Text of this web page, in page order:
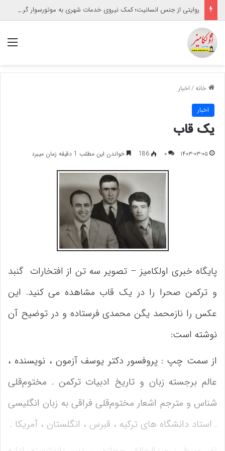
روایتی از جنس انسانیت؛ کمک نیروی خدمات شهری به موتورسوار گرفتار
خانه/اخبار
اخبار
یک قاب
۱۴۰۳-۰۳-۰۵ ۰ 186 خواندن این مطلب 1 دقیقه زمان میبرد
پایگاه خبری اولکامیز – تصویر سه تن از افتخارات گنبد
و ترکمن صحرا را در یک قاب مشاهده می کنید. این
عکس را نازمحمد یگن محمدی فرستاده و در توضیح آن
نوشته است:
از سمت چپ : پروفسور دکتر یوسف آزمون ، نویسنده ،
عالم برجسته زبان و تاریخ ادبیات ترکمن . مختوم‌قلی
شناس و مترجم اشعار مختوم‌قلی فراقی به زبان انگلیسی
. استاد دانشگاه های ترکیه ، قبرس ، انگلستان ، آمریکا .